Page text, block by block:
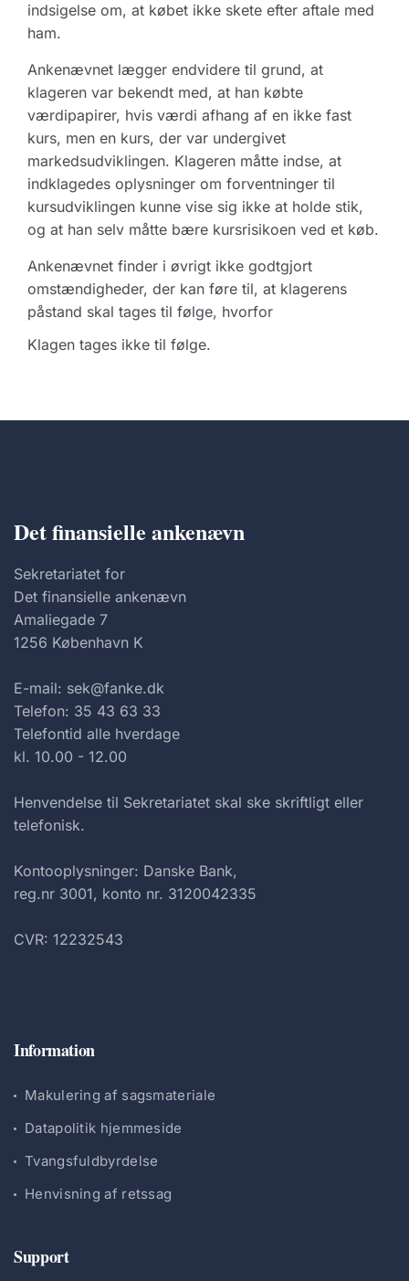
indsigelse om, at købet ikke skete efter aftale med
ham.
Ankenævnet lægger endvidere til grund, at
klageren var bekendt med, at han købte
værdipapirer, hvis værdi afhang af en ikke fast
kurs, men en kurs, der var undergivet
markedsudviklingen. Klageren måtte indse, at
indklagedes oplysninger om forventninger til
kursudviklingen kunne vise sig ikke at holde stik,
og at han selv måtte bære kursrisikoen ved et køb.
Ankenævnet finder i øvrigt ikke godtgjort
omstændigheder, der kan føre til, at klagerens
påstand skal tages til følge, hvorfor
Klagen tages ikke til følge.
Det finansielle ankenævn
Sekretariatet for
Det finansielle ankenævn
Amaliegade 7
1256 København K
E-mail: sek@fanke.dk
Telefon: 35 43 63 33
Telefontid alle hverdage
kl. 10.00 - 12.00
Henvendelse til Sekretariatet skal ske skriftligt eller
telefonisk.
Kontooplysninger: Danske Bank,
reg.nr 3001, konto nr. 3120042335
CVR: 12232543
Information
Makulering af sagsmateriale
Datapolitik hjemmeside
Tvangsfuldbyrdelse
Henvisning af retssag
Support